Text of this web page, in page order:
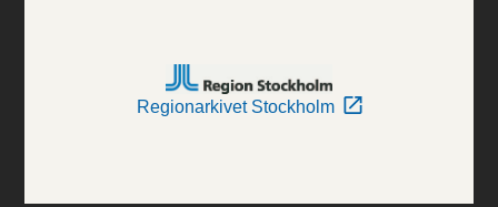
Regionarkivet Stockholm